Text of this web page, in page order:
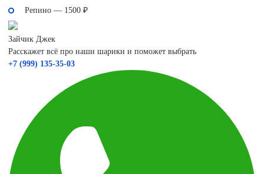
Репино — 1500 ₽
Зайчик Джек
Расскажет всё про наши шарики и поможет выбрать
+7 (999) 135-35-03